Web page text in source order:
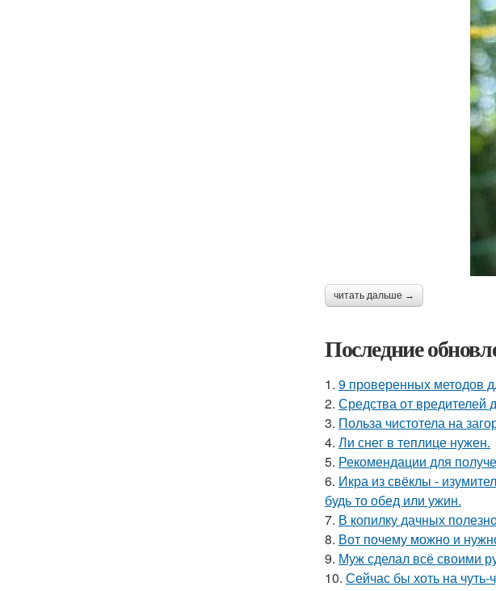
читать дальше →
Последние
1. 9 проверенных методов
2. Средства от вредителей
3. Польза чистотела на
4. Ли снег в теплице нужен.
5. Рекомендации для
6. Икра из свёклы -
будь то обед или ужин.
7. В копилку дачных
8. Вот почему можно и
9. Муж сделал всё своими
10. Сейчас бы хоть на чуть-